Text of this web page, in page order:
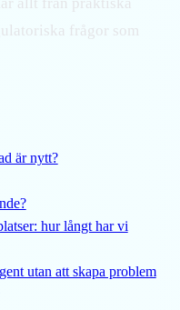
frågor som
är nytt?
hur långt har vi
utan att skapa problem